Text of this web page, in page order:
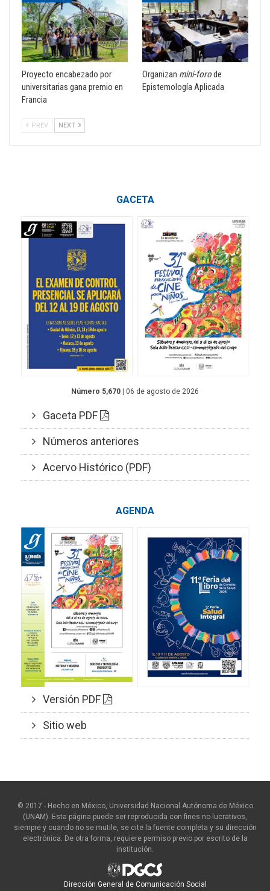
Proyecto encabezado por
universitarias gana premio en
Francia
Organizan mini-forode
Epistemología Aplicada
PREV NEXT
GACETA
Número 5,670 | 06 de agosto de 2026
Gaceta PDF
Números anteriores
Acervo Histórico (PDF)
AGENDA
Versión PDF
Sitio web
© 2017 - Hecho en México, Universidad Nacional Autónoma de México
(UNAM). Esta página puede ser reproducida con fines no lucrativos,
siempre y cuando no se mutile, se cite la fuente completa y su dirección
electrónica. De otra forma, requiere permiso previo por escrito de la
institución.
Dirección General de Comunicación Social